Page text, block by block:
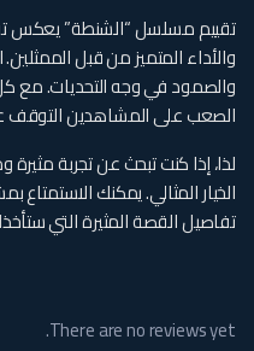
تقييم مسلسل “الشنطة” يعكس
والأداء المتميز من قبل
والصمود في وجه التحديات. مع
الصعب على المشاهدين
لذا، إذا كنت تبحث عن تجربة
الخيار المثالي. يمكنك
تفاصيل القصة المثيرة التي
There are no reviews yet.